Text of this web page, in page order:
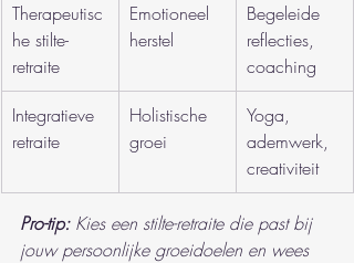
Therapeutisc
he stilte-
retraite
Emotioneel
herstel
Begeleide
reflecties,
coaching
Integratieve
retraite
Holistische
groei
Yoga,
ademwerk,
creativiteit
Pro-tip: Kies een stilte-retraite die past bij
jouw persoonlijke groeidoelen en wees